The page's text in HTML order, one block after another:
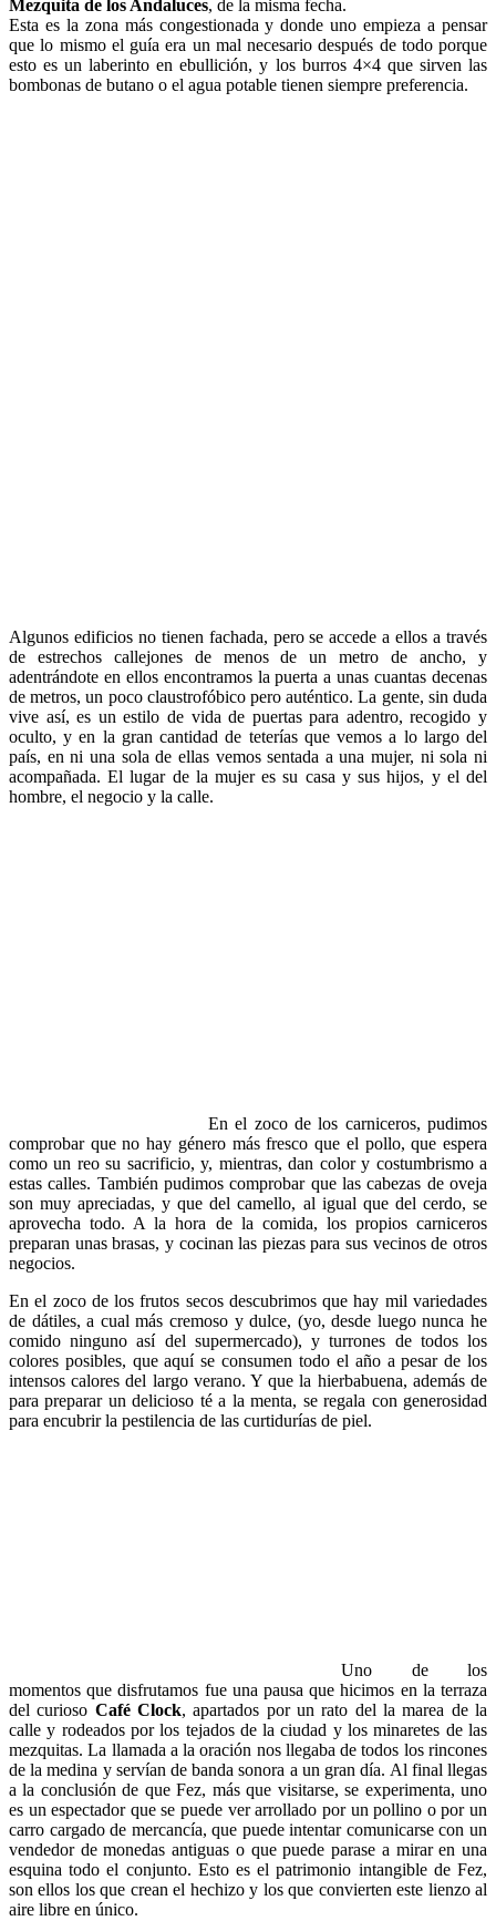
Mezquita de los Andaluces, de la misma fecha.
Esta es la zona más congestionada y donde uno empieza a pensar
que lo mismo el guía era un mal necesario después de todo porque
esto es un laberinto en ebullición, y los burros 4×4 que sirven las
bombonas de butano o el agua potable tienen siempre preferencia.
Algunos edificios no tienen fachada, pero se accede a ellos a través
de estrechos callejones de menos de un metro de ancho, y
adentrándote en ellos encontramos la puerta a unas cuantas decenas
de metros, un poco claustrofóbico pero auténtico. La gente, sin duda
vive así, es un estilo de vida de puertas para adentro, recogido y
oculto, y en la gran cantidad de teterías que vemos a lo largo del
país, en ni una sola de ellas vemos sentada a una mujer, ni sola ni
acompañada. El lugar de la mujer es su casa y sus hijos, y el del
hombre, el negocio y la calle.
En el zoco de los carniceros, pudimos
comprobar que no hay género más fresco que el pollo, que espera
como un reo su sacrificio, y, mientras, dan color y costumbrismo a
estas calles. También pudimos comprobar que las cabezas de oveja
son muy apreciadas, y que del camello, al igual que del cerdo, se
aprovecha todo. A la hora de la comida, los propios carniceros
preparan unas brasas, y cocinan las piezas para sus vecinos de otros
negocios.
En el zoco de los frutos secos descubrimos que hay mil variedades
de dátiles, a cual más cremoso y dulce, (yo, desde luego nunca he
comido ninguno así del supermercado), y turrones de todos los
colores posibles, que aquí se consumen todo el año a pesar de los
intensos calores del largo verano. Y que la hierbabuena, además de
para preparar un delicioso té a la menta, se regala con generosidad
para encubrir la pestilencia de las curtidurías de piel.
Uno de los
momentos que disfrutamos fue una pausa que hicimos en la terraza
del curioso Café Clock, apartados por un rato del la marea de la
calle y rodeados por los tejados de la ciudad y los minaretes de las
mezquitas. La llamada a la oración nos llegaba de todos los rincones
de la medina y servían de banda sonora a un gran día. Al final llegas
a la conclusión de que Fez, más que visitarse, se experimenta, uno
es un espectador que se puede ver arrollado por un pollino o por un
carro cargado de mercancía, que puede intentar comunicarse con un
vendedor de monedas antiguas o que puede parase a mirar en una
esquina todo el conjunto. Esto es el patrimonio intangible de Fez,
son ellos los que crean el hechizo y los que convierten este lienzo al
aire libre en único.